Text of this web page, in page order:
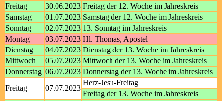
Freitag
30.06.2023 Freitag der 12. Woche im Jahreskreis
Samstag
01.07.2023 Samstag der 12. Woche im Jahreskreis
Sonntag
02.07.2023 13. Sonntag im Jahreskreis
Montag
03.07.2023 Hl. Thomas, Apostel
Dienstag
04.07.2023 Dienstag der 13. Woche im Jahreskreis
Mittwoch
05.07.2023 Mittwoch der 13. Woche im Jahreskreis
Donnerstag 06.07.2023 Donnerstag der 13. Woche im Jahreskreis
Freitag
07.07.2023
Herz-Jesu-Freitag
Freitag der 13. Woche im Jahreskreis